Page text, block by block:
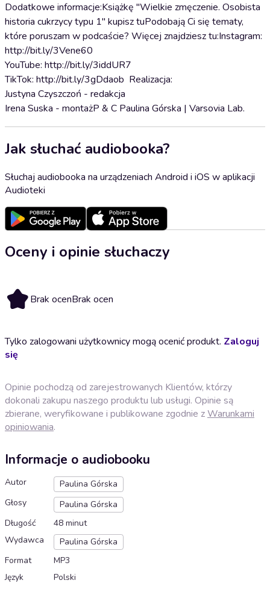
Dodatkowe informacje:Książkę "Wielkie zmęczenie. Osobista
historia cukrzycy typu 1" kupisz tuPodobają Ci się tematy,
które poruszam w podcaście? Więcej znajdziesz tu:Instagram:
http://bit.ly/3Vene60
YouTube: http://bit.ly/3iddUR7
TikTok: http://bit.ly/3gDdaob Realizacja:
Justyna Czyszczoń - redakcja
Irena Suska - montażP & C Paulina Górska | Varsovia Lab.
Jak słuchać audiobooka?
Słuchaj audiobooka na urządzeniach Android i iOS w aplikacji
Audioteki
Oceny i opinie słuchaczy
Brak ocenBrak ocen
Tylko zalogowani użytkownicy mogą ocenić produkt. Zaloguj
się
Opinie pochodzą od zarejestrowanych Klientów, którzy
dokonali zakupu naszego produktu lub usługi. Opinie są
zbierane, weryfikowane i publikowane zgodnie zWarunkami
opiniowania.
Informacje o audiobooku
Autor
Paulina Górska
Głosy
Paulina Górska
Długość
48 minut
Wydawca
Paulina Górska
Format
MP3
Język
Polski